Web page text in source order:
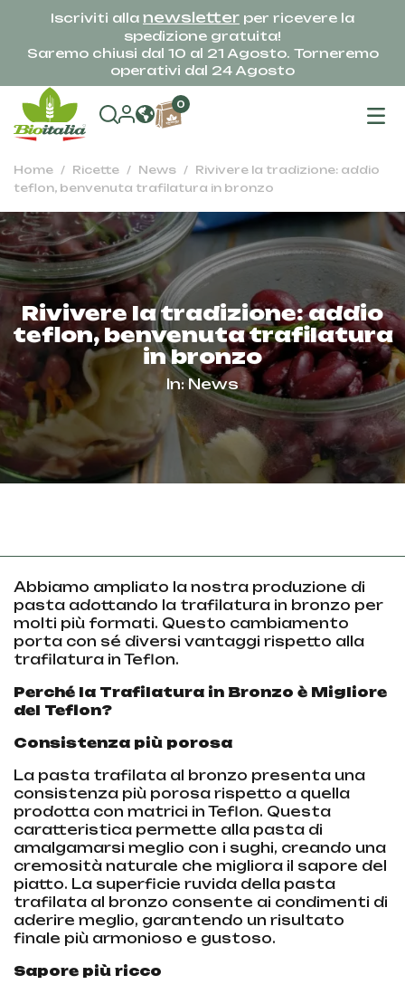
Iscriviti alla newsletter per ricevere la
spedizione gratuita!
Saremo chiusi dal 10 al 21 Agosto. Torneremo
operativi dal 24 Agosto
0
Home Ricette News
Rivivere la tradizione: addio
teflon, benvenuta trafilatura in bronzo
Rivivere la tradizione: addio
teflon, benvenuta trafilatura
in bronzo
In:News
Abbiamo ampliato la nostra produzione di
pasta adottando la trafilatura in bronzo per
molti più formati. Questo cambiamento
porta con sé diversi vantaggi rispetto alla
trafilatura in Teflon.
Perché la Trafilatura in Bronzo è Migliore
del Teflon?
Consistenza più porosa
La pasta trafilata al bronzo presenta una
consistenza più porosa rispetto a quella
prodotta con matrici in Teflon. Questa
caratteristica permette alla pasta di
amalgamarsi meglio con i sughi, creando una
cremosità naturale che migliora il sapore del
piatto. La superficie ruvida della pasta
trafilata al bronzo consente ai condimenti di
aderire meglio, garantendo un risultato
finale più armonioso e gustoso.
Sapore più ricco